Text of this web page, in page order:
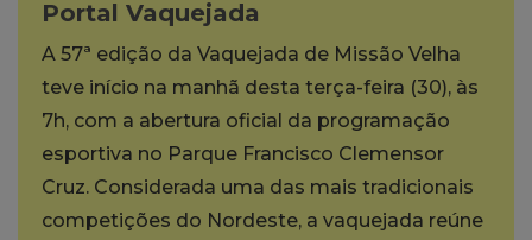
Portal Vaquejada
A 57ª edição da Vaquejada de Missão Velha
teve início na manhã desta terça-feira (30), às
7h, com a abertura oficial da programação
esportiva no Parque Francisco Clemensor
Cruz. Considerada uma das mais tradicionais
competições do Nordeste, a vaquejada reúne